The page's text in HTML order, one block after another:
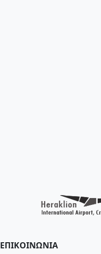
ΕΠΙΚΟΙΝΩΝΙΑ